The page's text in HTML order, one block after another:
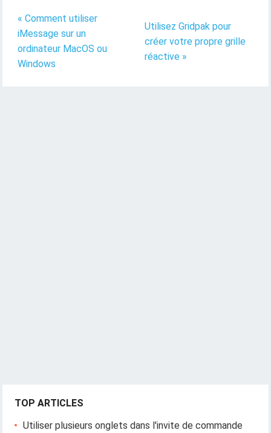
« Comment utiliser
iMessage sur un
ordinateur MacOS ou
Windows
Utilisez Gridpak pour
créer votre propre grille
réactive »
TOP ARTICLES
Utiliser plusieurs onglets dans l'invite de commande